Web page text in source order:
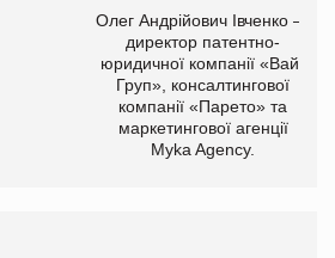
Олег Андрійович Івченко —
директор патентно-
юридичної компанії «Вайз
Груп», консалтингової
компанії «Парето» та
маркетингової агенції
Myka Agency.